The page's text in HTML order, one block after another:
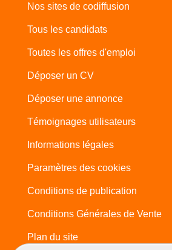
Nos sites de codiffusion
Tous les candidats
Toutes les offres d'emploi
Déposer un CV
Déposer une annonce
Témoignages utilisateurs
Informations légales
Paramètres des cookies
Conditions de publication
Conditions Générales de Vente
Plan du site